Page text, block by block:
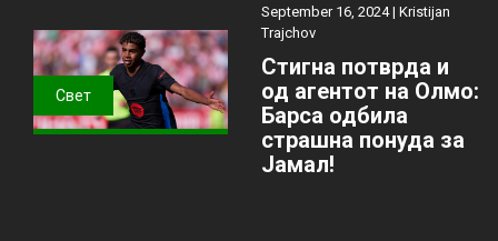
Свет
September 16, 2024 | Kristijan
Trajchov
Стигна потврда и
од агентот на Олмо:
Барса одбила
страшна понуда за
Јамал!